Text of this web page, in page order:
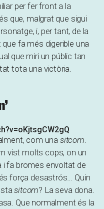
per fer front a la
que, malgrat que sigui
i, per tant, de la
fa més digerible una
que miri un públic tan
tota una victòria.
com una sitcom
vist molts cops, on un
fa bromes envoltat de
força desastrós… Quin
sitcom? La seva dona.
Que normalment és la